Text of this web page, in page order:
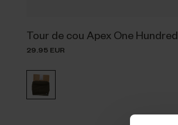
Tour de cou Apex One Hundred
29.95 EUR